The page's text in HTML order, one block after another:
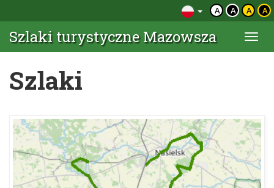
A A A A
Szlaki turystyczne Mazowsza
Szlaki